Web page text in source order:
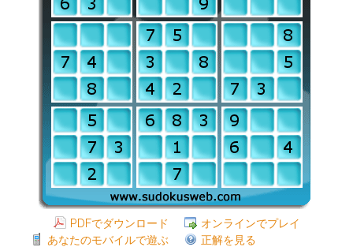
PDFでダウンロード
オンラインでプレイ
あなたのモバイルで遊ぶ
正解を見る